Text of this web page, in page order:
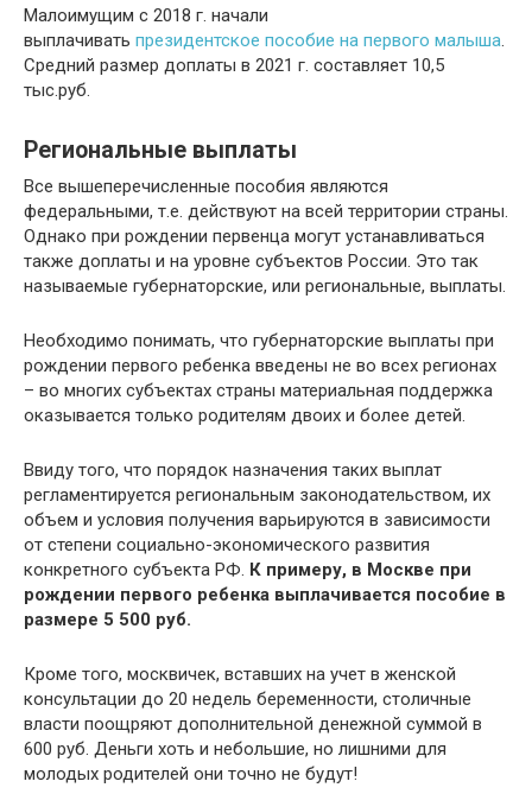
Малоимущим с 2018 г. начали
выплачивать президентское пособие на первого малыша
Средний размер доплаты в 2021 г. составляет 10,5
тыс.руб.
Региональные выплаты
Все вышеперечисленные пособия являются
федеральными, т.е. действуют на всей территории страны.
Однако при рождении первенца могут устанавливаться
также доплаты и на уровне субъектов России. Это так
называемые губернаторские, или региональные, выплаты.
Необходимо понимать, что губернаторские выплаты при
рождении первого ребенка введены не во всех регионах
– во многих субъектах страны материальная поддержка
оказывается только родителям двоих и более детей.
Ввиду того, что порядок назначения таких выплат
регламентируется региональным законодательством, их
объем и условия получения варьируются в зависимости
от степени социально-экономического развития
конкретного субъекта РФ. К примеру, в Москве при
рождении первого ребенка выплачивается пособие в
размере 5 500 руб.
Кроме того, москвичек, вставших на учет в женской
консультации до 20 недель беременности, столичные
власти поощряют дополнительной денежной суммой в
600 руб. Деньги хоть и небольшие, но лишними для
молодых родителей они точно не будут!